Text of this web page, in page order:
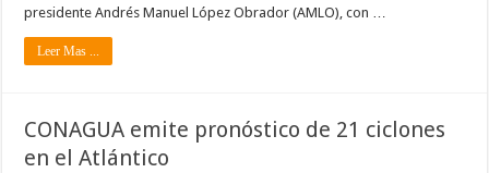
presidente Andrés Manuel López Obrador (AMLO), con …
Leer Mas ...
CONAGUA emite pronóstico de 21 ciclones
en el Atlántico